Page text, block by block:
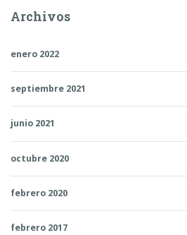
Archivos
enero 2022
septiembre 2021
junio 2021
octubre 2020
febrero 2020
febrero 2017